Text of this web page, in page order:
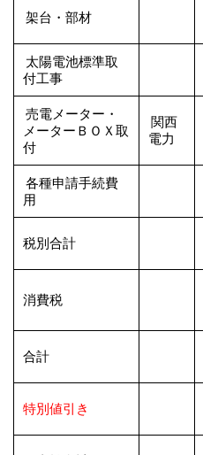
架台・部材
太陽電池標準取
付工事
売電メーター・
メーターＢＯＸ取
付
関西
電力
各種申請手続費
用
税別合計
消費税
合計
特別値引き